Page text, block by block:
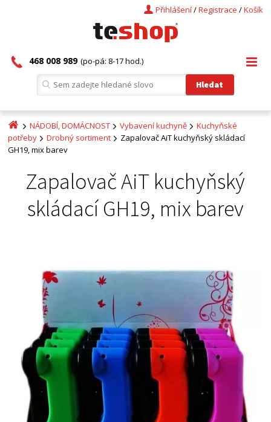
Košík
/
Registrace
/
Přihlášení
468 008 989 (po-pá: 8-17 hod.)
NÁDOBÍ, DOMÁCNOST Vybavení kuchyně
Kuchyňské
potřeby
Drobný sortiment
Zapalovač AiT kuchyňský skládací
GH19, mix barev
Zapalovač AiT kuchyňský
skládací GH19, mix barev